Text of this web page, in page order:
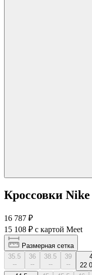
Кроссовки
16 787 ₽
15 108 ₽ с картой Meet
Размерная сетка
35.5
--
36
--
38.5
--
39
--
22